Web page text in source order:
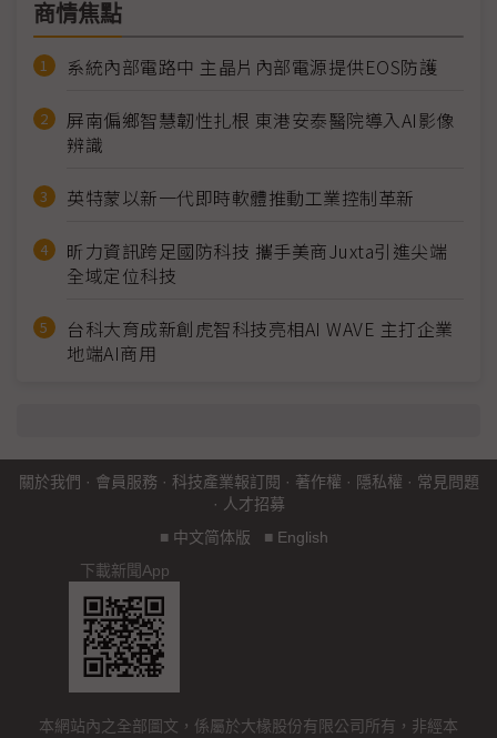
商情焦點
系統內部電路中 主晶片內部電源提供EOS防護
屏南偏鄉智慧韌性扎根 東港安泰醫院導入AI影像
辨識
英特蒙以新一代即時軟體推動工業控制革新
昕力資訊跨足國防科技 攜手美商Juxta引進尖端
全域定位科技
台科大育成新創虎智科技亮相AI WAVE 主打企業
地端AI商用
關於我們 · 會員服務 · 科技產業報訂閱 · 著作權 · 隱私權 · 常見問題
· 人才招募
■ 中文简体版 ■ English
下載新聞App
本網站內之全部圖文，係屬於大椽股份有限公司所有，非經本